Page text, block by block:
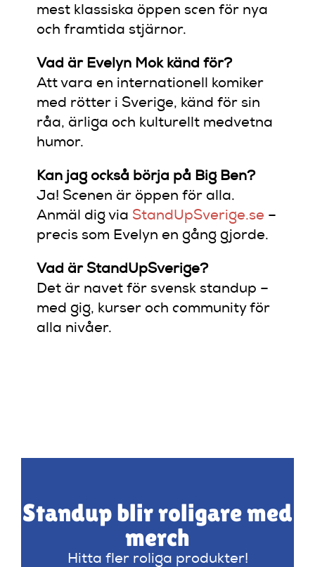
mest klassiska öppen scen för nya
och framtida stjärnor.
Vad är Evelyn Mok känd för?
Att vara en internationell komiker
med rötter i Sverige, känd för sin
råa, ärliga och kulturellt medvetna
humor.
Kan jag också börja på Big Ben?
Ja! Scenen är öppen för alla.
Anmäl dig via StandUpSverige.se –
precis som Evelyn en gång gjorde.
Vad är StandUpSverige?
Det är navet för svensk standup –
med gig, kurser och community för
alla nivåer.
Standup blir roligare med
merch
Hitta fler roliga produkter!